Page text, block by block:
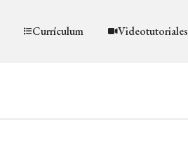
Currículum Videotutoriales